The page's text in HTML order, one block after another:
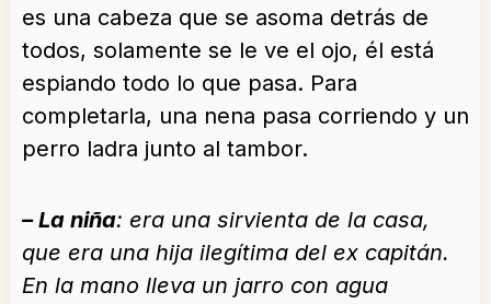
es una cabeza que se asoma detrás de
todos, solamente se le ve el ojo, él está
espiando todo lo que pasa. Para
completarla, una nena pasa corriendo y un
perro ladra junto al tambor.
– La niña: era una sirvienta de la casa,
que era una hija ilegítima del ex capitán.
En la mano lleva un jarro con agua